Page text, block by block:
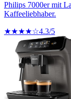
Philips 7000er mit
Kaffeeliebhaber.
★★★★☆4.3/5